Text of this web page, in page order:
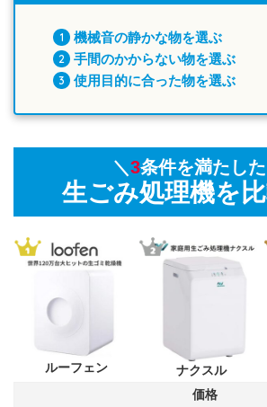
機械音の静かな物を選ぶ
手間のかからない物を選ぶ
使用目的に合った物を選ぶ
＼3条件を満たし
生ごみ処理機を
ルーフェン ナクスル
価格